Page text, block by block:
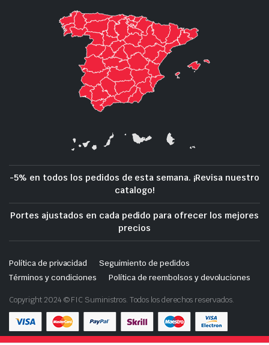
-5% en todos los pedidos de esta semana. ¡Revisa nuestro
catalogo!
Portes ajustados en cada pedido para ofrecer los mejores
precios
Política de privacidad
Seguimiento de pedidos
Términos y condiciones
Política de reembolsos y devoluciones
Copyright 2024 © FIC Suministros. Todos los derechos reservados.